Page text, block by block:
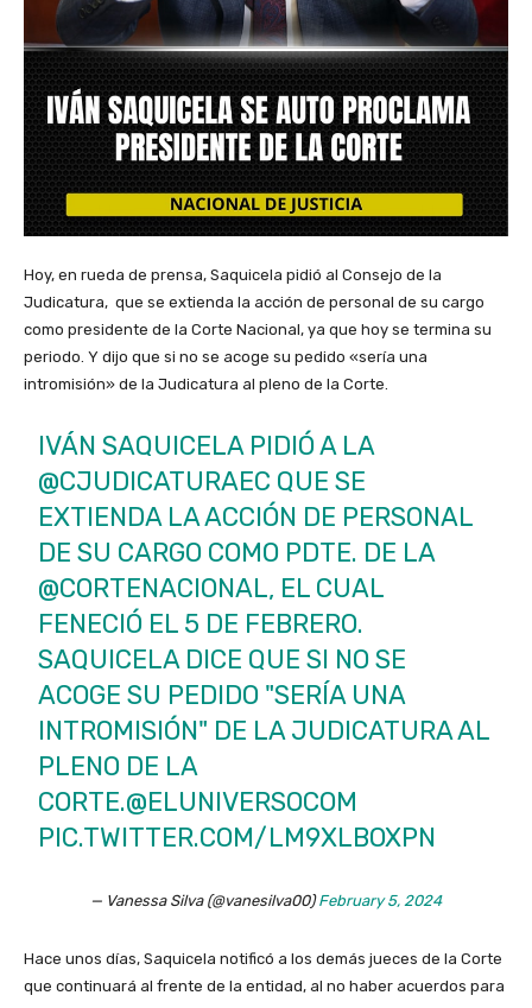
Hoy, en rueda de prensa, Saquicela pidió al Consejo de la
Judicatura, que se extienda la acción de personal de su cargo
como presidente de la Corte Nacional, ya que hoy se termina su
periodo. Y dijo que si no se acoge su pedido «sería una
intromisión» de la Judicatura al pleno de la Corte.
IVÁN SAQUICELA PIDIÓ A LA
@CJUDICATURAEC QUE SE
EXTIENDA LA ACCIÓN DE PERSONAL
DE SU CARGO COMO PDTE. DE LA
@CORTENACIONAL, EL CUAL
FENECIÓ EL 5 DE FEBRERO.
SAQUICELA DICE QUE SI NO SE
ACOGE SU PEDIDO "SERÍA UNA
INTROMISIÓN" DE LA JUDICATURA AL
PLENO DE LA
CORTE.@ELUNIVERSOCOM
PIC.TWITTER.COM/LM9XLBOXPN
— Vanessa Silva (@vanesilva00)February 5, 2024
Hace unos días, Saquicela notificó a los demás jueces de la Corte
que continuará al frente de la entidad, al no haber acuerdos para